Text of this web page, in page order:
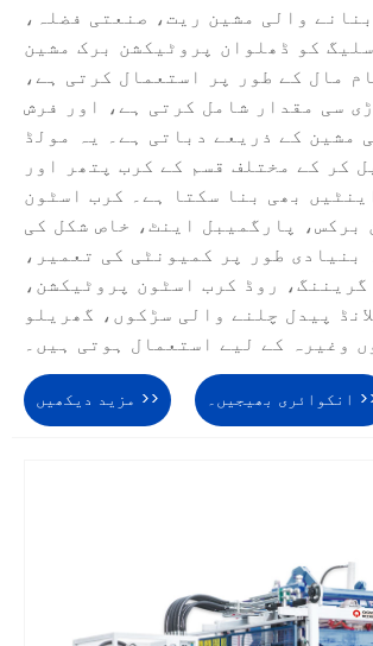
والی مشین ریت، صنعتی فضلہ،
کو ڈھلوان پروٹیکشن برک مشین
مال کے طور پر استعمال کرتی ہے،
سی مقدار شامل کرتی ہے، اور فرش
مشین کے ذریعے دباتی ہے۔ یہ مولڈ
کر کے مختلف قسم کے کرب پتھر اور
بھی بنا سکتا ہے۔ کرب اسٹون
برکس، پارگمیبل اینٹ، خاص شکل کی
بنیادی طور پر کمیونٹی کی تعمیر،
روڈ کرب اسٹون پروٹیکشن،
پیدل چلنے والی سڑکوں، گھریلو
وغیرہ کے لیے استعمال ہوتی ہیں۔
مزید دیکھیں >> >>